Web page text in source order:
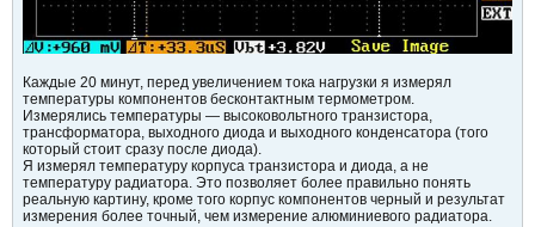
Каждые 20 минут, перед увеличением тока нагрузки я измерял
температуры компонентов бесконтактным термометром.
Измерялись температуры — высоковольтного транзистора,
трансформатора, выходного диода и выходного конденсатора (того
который стоит сразу после диода).
Я измерял температуру корпуса транзистора и диода, а не
температуру радиатора. Это позволяет более правильно понять
реальную картину, кроме того корпус компонентов черный и результат
измерения более точный, чем измерение алюминиевого радиатора.